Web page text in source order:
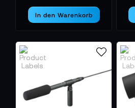
In den Warenkorb